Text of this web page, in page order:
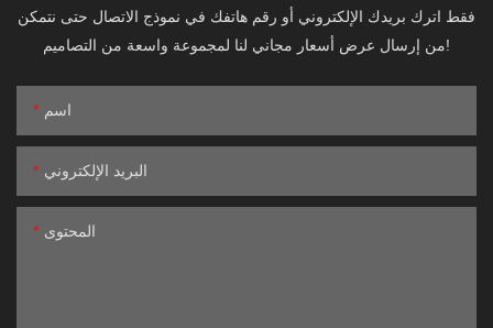
فقط اترك بريدك الإلكتروني أو رقم هاتفك في نموذج الاتصال حتى نتمكن
من إرسال عرض أسعار مجاني لنا لمجموعة واسعة من التصاميم!
اسم
البريد الإلكتروني
المحتوى